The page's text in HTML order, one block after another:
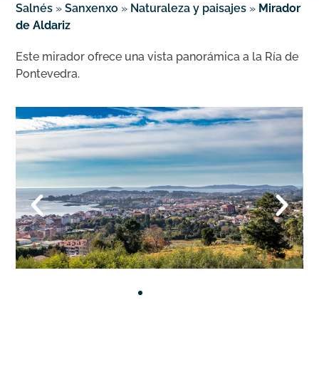
Salnés »Sanxenxo » Naturaleza y paisajes » Mirador
de Aldariz
Este mirador ofrece una vista panorámica a la Ría de
Pontevedra.